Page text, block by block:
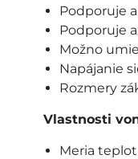
Podporuje
Podporuje
Možno
Napájanie
Rozmery
Vlastnosti
Meria